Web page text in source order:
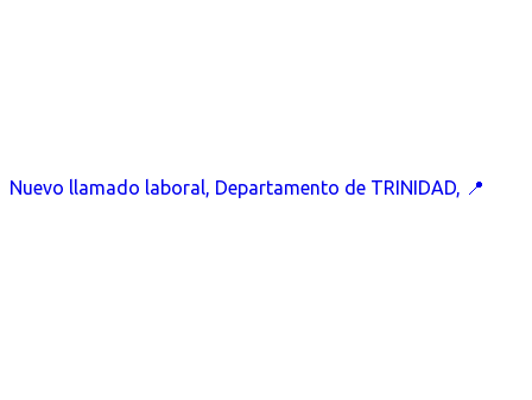
Nuevo llamado laboral, Departamento de TRINIDAD, 📍